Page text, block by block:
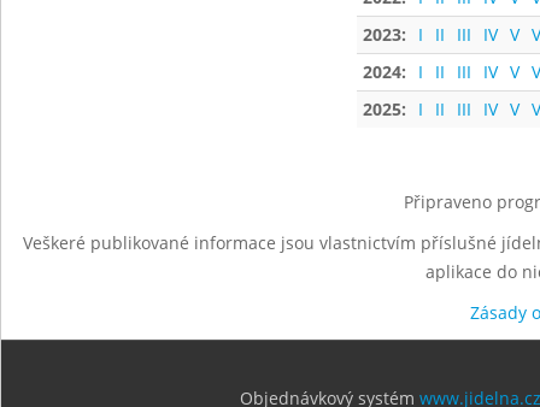
2023:
I II III IV V
2024:
I II III IV V
2025:
I II III IV V
Připraveno
Veškeré publikované informace jsou vlastnictvím příslušné
aplikace do
Zásady
Objednávkový systém www.jidelna.cz